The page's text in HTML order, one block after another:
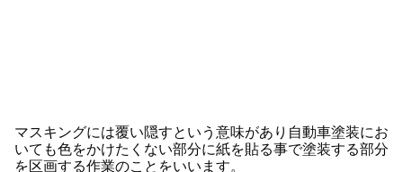
マスキングには覆い隠すという意味があり自動車塗装にお
いても色をかけたくない部分に紙を貼る事で塗装する部分
を区画する作業のことをいいます。